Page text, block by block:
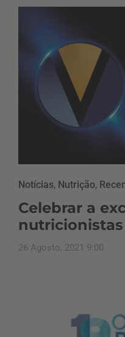
Notícias, Nutrição,
Celebrar a
26 Agosto, 2021 9:00